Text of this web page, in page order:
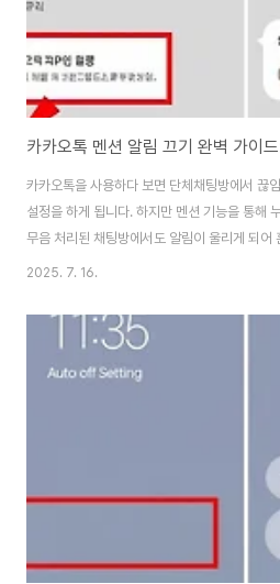
카카오톡을 사용하다 보면 단체채팅방에서 끊
설정을 하게 됩니다. 하지만 멘션 기능을 통해
무음 처리된 채팅방에서도 알림이 울리게 되어
업무 중이나 중요한 회의 시간에 갑작스럽게 울
차단하는 방법과 효과적으로 관리하는 다양한
습니다.카카오톡 멘션 기능의 작동 원리와 문
채팅방에서 특정 사용자에게 메시지를 전달
해당 사용자를 호명하는 시스템입니다. 이 기
2025. 7. 16.